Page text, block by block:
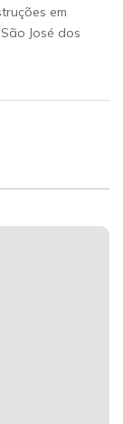
em
José dos